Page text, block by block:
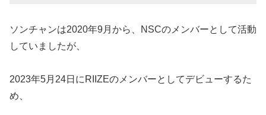
ソンチャンは2020年9月から、NSCのメンバーとして活動
していましたが、
2023年5月24日にRIIZEのメンバーとしてデビューするた
め、